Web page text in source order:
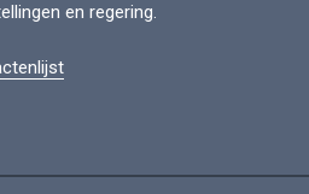
en regering.